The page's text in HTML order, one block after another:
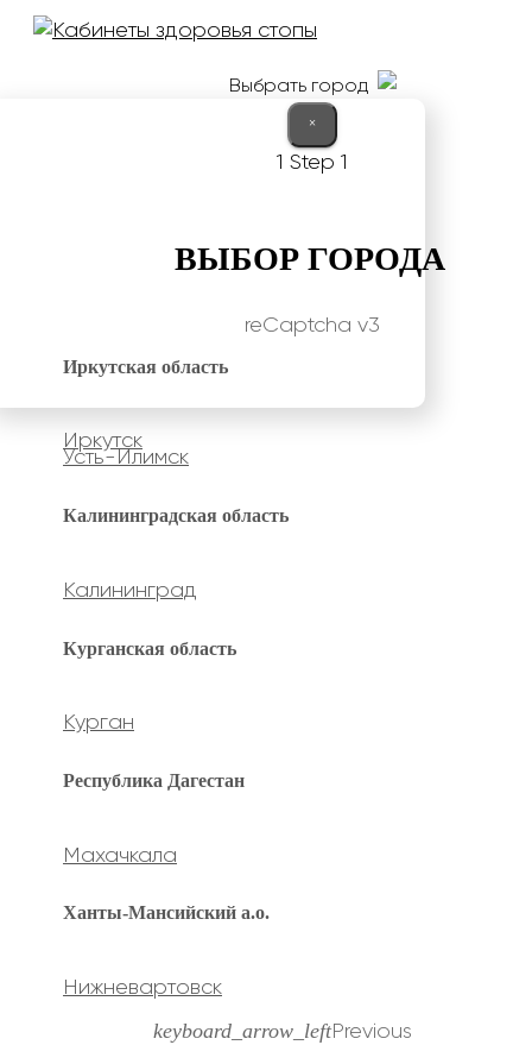
Выбрать город
×
1 Step 1
ВЫБОР ГОРОДА
reCaptcha v3
Иркутская область
Иркутск
Усть-Илимск
Калининградская область
Калининград
Курганская область
Курган
Республика Дагестан
Махачкала
Ханты-Мансийский а.о.
Нижневартовск
keyboard_arrow_leftPrevious